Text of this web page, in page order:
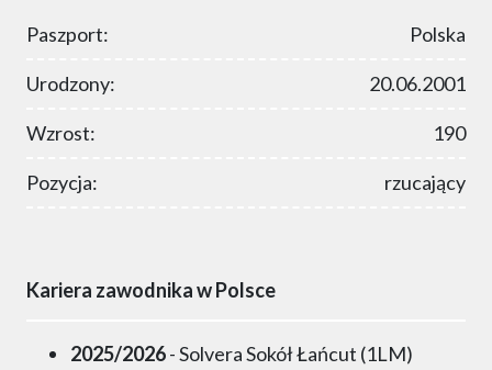
Paszport: Polska
Urodzony: 20.06.2001
Wzrost: 190
Pozycja: rzucający
Kariera zawodnika w Polsce
2025/2026- Solvera Sokół Łańcut (1LM)